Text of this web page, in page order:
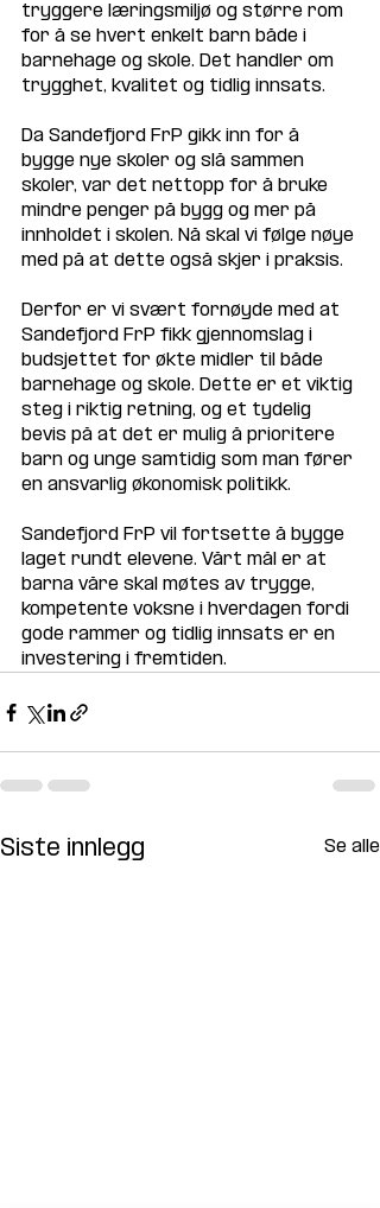
tryggere læringsmiljø og større rom
for å se hvert enkelt barn både i
barnehage og skole. Det handler om
trygghet, kvalitet og tidlig innsats.
Da Sandefjord FrP gikk inn for å
bygge nye skoler og slå sammen
skoler, var det nettopp for å bruke
mindre penger på bygg og mer på
innholdet i skolen. Nå skal vi følge nøye
med på at dette også skjer i praksis.
Derfor er vi svært fornøyde med at
Sandefjord FrP fikk gjennomslag i
budsjettet for økte midler til både
barnehage og skole. Dette er et viktig
steg i riktig retning, og et tydelig
bevis på at det er mulig å prioritere
barn og unge samtidig som man fører
en ansvarlig økonomisk politikk.
Sandefjord FrP vil fortsette å bygge
laget rundt elevene. Vårt mål er at
barna våre skal møtes av trygge,
kompetente voksne i hverdagen fordi
gode rammer og tidlig innsats er en
investering i fremtiden.
Siste innlegg Se alle